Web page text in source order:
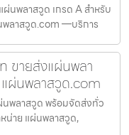
นพลาสวูด เกรด A สำหรับ
พลาสวูด.com —บริการ
ขายส่งแผ่นพลา
ผ่นพลาสวูด.com
นพลาสวูด พร้อมจัดส่งทั่ว
น่าย แผ่นพลาสวูด,